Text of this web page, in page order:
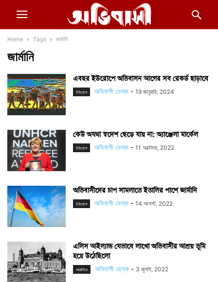
Home Tags জার্মানি
জার্মানি
এবছর ইউরোপে অভিবাসন আগের সব রেকর্ড ছাড়াবে
ইউরোপ অভিবাসী ডেস্ক - 19 জানুয়ারি, 2024
কেউ অযথা স্বদেশ ছেড়ে যায় না: অ্যাঞ্জেলা মার্কেল
ইউরোপ অভিবাসী ডেস্ক - 11 অক্টোবর, 2022
অভিবাসীদের চাপ সামলাতে ইতালির পাশে জার্মানি
ইউরোপ অভিবাসী ডেস্ক - 14 আগস্ট, 2022
এলিস আইল্যান্ড যেভাবে লাখো অভিবাসীর আশ্রয় ভূমি
হয়ে উঠেছিলো
আর্কাইভ অভিবাসী ডেস্ক - 3 জুলাই, 2022